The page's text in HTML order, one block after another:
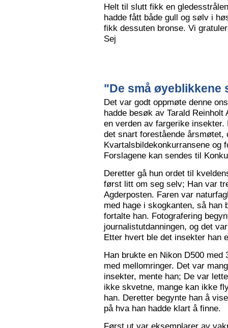
Helt til slutt fikk en
hadde fått både gull og sølv i
fikk dessuten bronse. Vi
Sej
"De små øyeblikkene
Det var godt oppmøte denne
hadde besøk av Tarald
en verden av fargerike
det snart forestående
Kvartalsbildekonkurransene og
Forslagene kan sendes til
Deretter gå hun ordet til
først litt om seg selv; Han var
Agderposten. Faren var
med hage i skogkanten, så han
fortalte han. Fotografering
journalistutdanningen, og det
Etter hvert ble det insekter han
Han brukte en Nikon D500
med mellomringer. Det var
insekter, mente han; De var
ikke skvetne, mange kan ikke
han. Deretter begynte han å
på hva han hadde klart å finne.
Først ut var eksemplarer av